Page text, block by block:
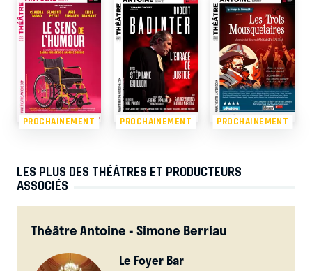
PROCHAINEMENT PROCHAINEMENT PROCHAINEMENT
LES PLUS DES THÉÂTRES ET PRODUCTEURS
ASSOCIÉS
Théâtre Antoine - Simone Berriau
Le Foyer Bar